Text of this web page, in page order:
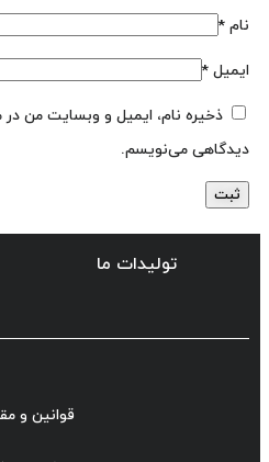
نام *
ایمیل *
ذخیره نام، ایمیل و وبسایت من در
دیدگاهی می‌نویسم.
تولیدات ما
قوانین و